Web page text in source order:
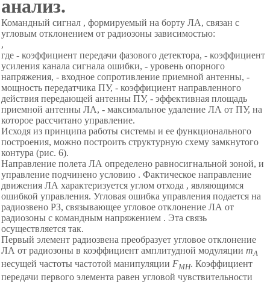
анализ.
Командный сигнал , формируемый на борту ЛА, связан с
угловым отклонением от радиозоны зависимостью:
,
где - коэффициент передачи фазового детектора, - коэффициент
усиления канала сигнала ошибки, - уровень опорного
напряжения, - входное сопротивление приемной антенны, -
мощность передатчика ПУ, - коэффициент направленного
действия передающей антенны ПУ, - эффективная площадь
приемной антенны ЛА, - максимальное удаление ЛА от ПУ, на
которое рассчитано управление.
Исходя из принципа работы системы и ее функционального
построения, можно построить структурную схему замкнутого
контура (рис. 6).
Направление полета ЛА определено равносигнальной зоной, и
управление подчинено условию . Фактическое направление
движения ЛА характеризуется углом отхода , являющимся
ошибкой управления. Угловая ошибка управления подается на
радиозвено РЗ, связывающее угловое отклонение ЛА от
радиозоны с командным напряжением . Эта связь
осуществляется так.
Первый элемент радиозвена преобразует угловое отклонение
ЛА от радиозоны в коэффициент амплитудной модуляции mA
несущей частоты частотой манипуляции FMH. Коэффициент
передачи первого элемента равен угловой чувствительности